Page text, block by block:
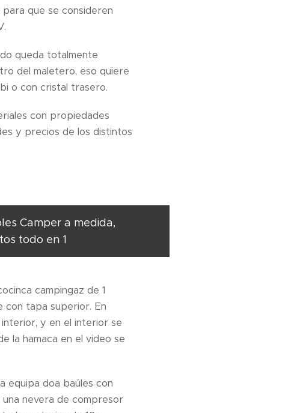
que se consideren
queda totalmente
del maletero, eso quiere
o con cristal trasero.
con propiedades
y precios de los distintos
Camper a medida,
todo en 1
campingaz de 1
con tapa superior. En
y en el interior se
la hamaca en el video se
equipa doa baúles con
nevera de compresor